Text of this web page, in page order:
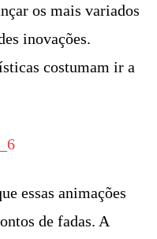
os mais variados
inovações.
costumam ir a
essas animações
de fadas. A